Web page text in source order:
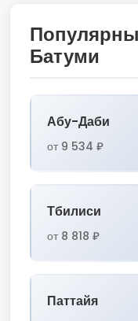
Батуми
Абу-Даби
от 9 534 ₽
Тбилиси
от 8 818 ₽
Паттайя